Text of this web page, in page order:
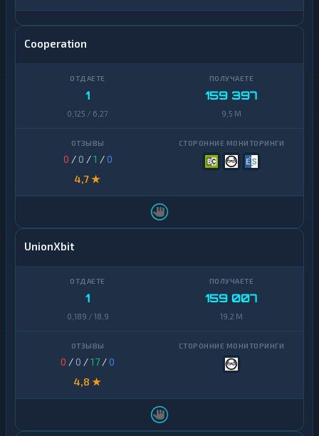
Cooperation
1
0,125 / 6,27
159 397
9,5 M
0 / 0 /1 /0
4,7 ★
UnionXbit
1
0,189 / 18,9
159 007
19,2 M
0 / 0 /17 /0
4,8 ★